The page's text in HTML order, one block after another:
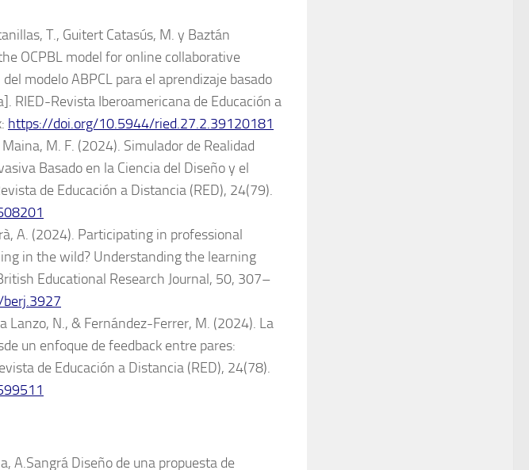
T., Guitert Catasús, M. y Baztán
OCPBL model for online collaborative
modelo ABPCL para el aprendizaje basado
RIED-Revista Iberoamericana de Educación a
https://doi.org/10.5944/ried.27.2.39120181
M. F. (2024). Simulador de Realidad
Basado en la Ciencia del Diseño y el
de Educación a Distancia (RED), 24(79).
A. (2024). Participating in professional
in the wild? Understanding the learning
Educational Research Journal, 50, 307–
Lanzo, N., & Fernández-Ferrer, M. (2024). La
un enfoque de feedback entre pares:
de Educación a Distancia (RED), 24(78).
A.Sangrá Diseño de una propuesta de